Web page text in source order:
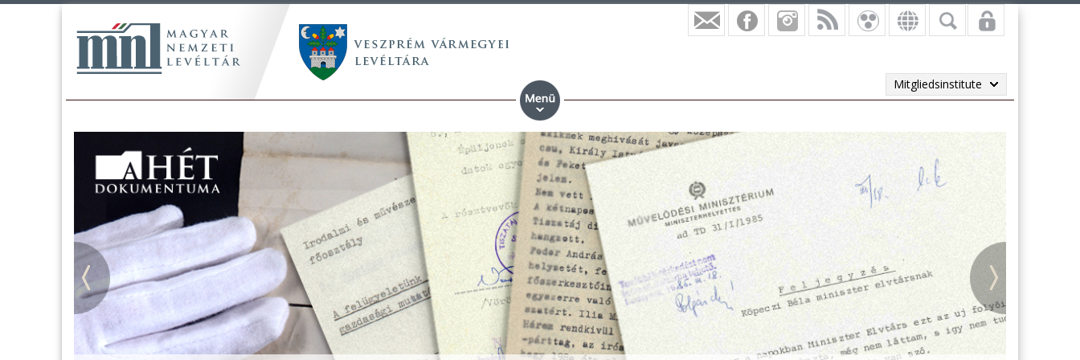
Mitgliedsinstitute
Tájékoztatás a Pest vármegyei állami anyakönyvi másodpéldányok